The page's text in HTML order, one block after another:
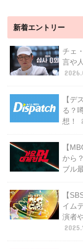
新着エントリー
チェ
言や
【デ
る？
想！
【
から
ブル
【
イム
演者